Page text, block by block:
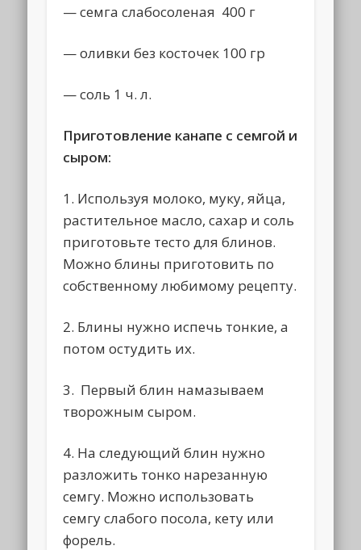
— семга слабосоленая 400 г
— оливки без косточек 100 гр
— соль 1 ч. л.
Приготовление канапе с семгой и
сыром:
1. Используя молоко, муку, яйца,
растительное масло, сахар и соль
приготовьте тесто для блинов.
Можно блины приготовить по
собственному любимому рецепту.
2. Блины нужно испечь тонкие, а
потом остудить их.
3. Первый блин намазываем
творожным сыром.
4. На следующий блин нужно
разложить тонко нарезанную
семгу. Можно использовать
семгу слабого посола, кету или
форель.